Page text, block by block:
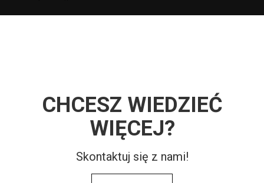
CHCESZ WIEDZIEĆ
WIĘCEJ?
Skontaktuj się z nami!